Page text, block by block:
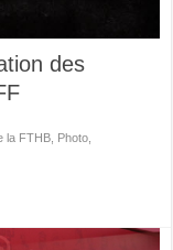
des
la FTHB Photo